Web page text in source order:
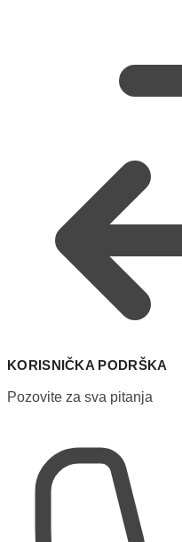
KORISNIČKA PODRŠKA
Pozovite za sva pitanja